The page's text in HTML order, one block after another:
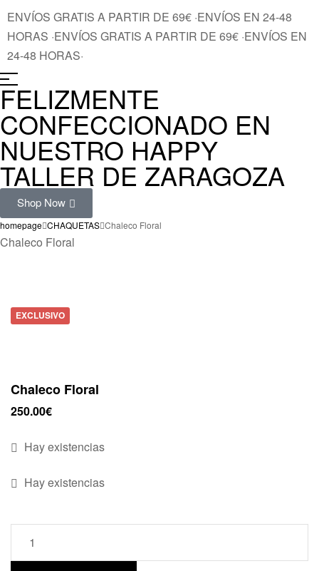
ENVÍOS GRATIS A PARTIR DE 69€ ·ENVÍOS EN 24-48
HORAS ·ENVÍOS GRATIS A PARTIR DE 69€ ·ENVÍOS EN
24-48 HORAS·
FELIZMENTE
CONFECCIONADO EN
NUESTRO HAPPY
TALLER DE ZARAGOZA
Shop Now
homepage CHAQUETAS Chaleco Floral
Chaleco Floral
EXCLUSIVO
Chaleco Floral
250.00€
Hay existencias
Hay existencias